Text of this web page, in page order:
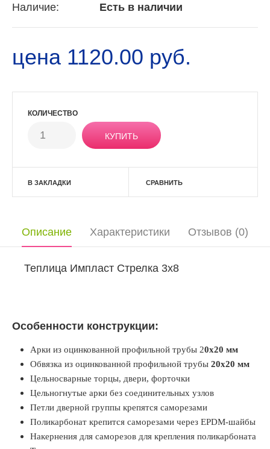
Наличие:
Есть в наличии
цена 1120.00 руб.
КОЛИЧЕСТВО
В ЗАКЛАДКИ СРАВНИТЬ
Описание Характеристики Отзывов (0)
Теплица Импласт Стрелка 3х8
Особенности конструкции:
Арки из оцинкованной профильной трубы 20х20 мм
Обвязка из оцинкованной профильной трубы 20х20 мм
Цельносварные торцы, двери, форточки
Цельногнутые арки без соединительных узлов
Петли дверной группы крепятся саморезами
Поликарбонат крепится саморезами через EPDM-шайбы
Накернения для саморезов для крепления поликарбоната